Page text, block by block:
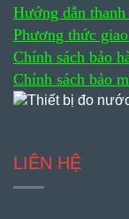
Hướng dẫn thanh
Phương thức
Chính sách bảo
Chính sách bảo
LIÊN HỆ